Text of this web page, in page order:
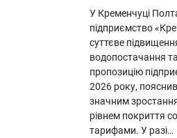
У Кременчуці
підприємство
суттєве
водопостачання
пропозицію
2026 року,
значним
рівнем покриття
тарифами. У разі…